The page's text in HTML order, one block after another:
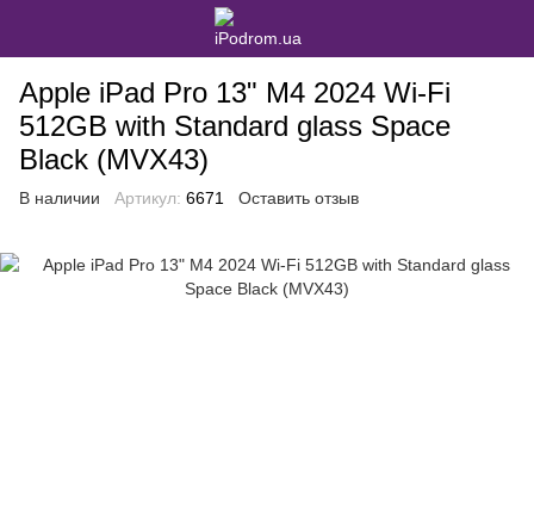
Apple iPad Pro 13" M4 2024 Wi-Fi
512GB with Standard glass Space
Black (MVX43)
В наличии Артикул: 6671 Оставить отзыв